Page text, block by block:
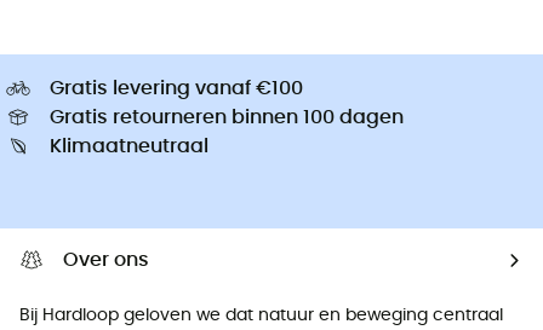
Gratis levering vanaf €100
Gratis retourneren binnen 100 dagen
Klimaatneutraal
Over ons
Bij Hardloop geloven we dat natuur en beweging centraal